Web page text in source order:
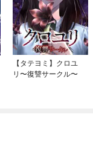
【タテヨミ】クロユ
リ〜復讐サークル〜